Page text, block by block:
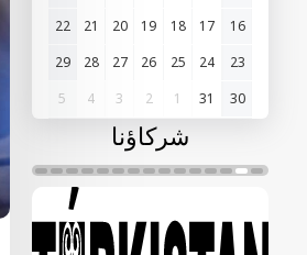
16
17
18
19
20
21
22
23
24
25
26
27
28
29
30
31
1
2
3
4
5
شركاؤنا